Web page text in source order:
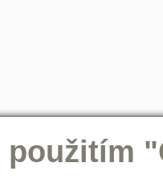
použitím